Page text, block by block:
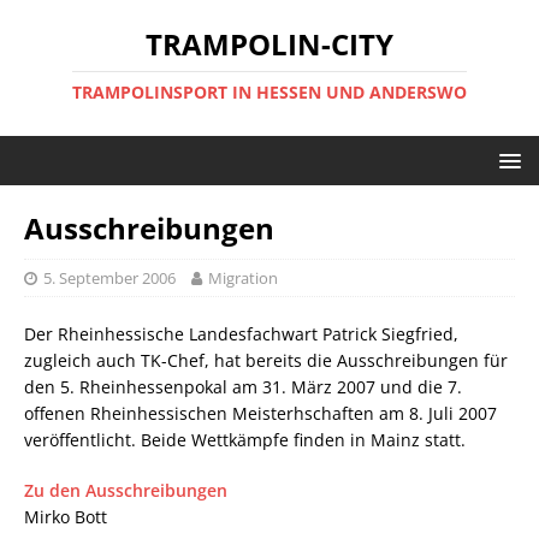
TRAMPOLIN-CITY
TRAMPOLINSPORT IN HESSEN UND ANDERSWO
Ausschreibungen
5. September 2006 Migration
Der Rheinhessische Landesfachwart Patrick Siegfried,
zugleich auch TK-Chef, hat bereits die Ausschreibungen für
den 5. Rheinhessenpokal am 31. März 2007 und die 7.
offenen Rheinhessischen Meisterhschaften am 8. Juli 2007
veröffentlicht. Beide Wettkämpfe finden in Mainz statt.
Zu den Ausschreibungen
Mirko Bott